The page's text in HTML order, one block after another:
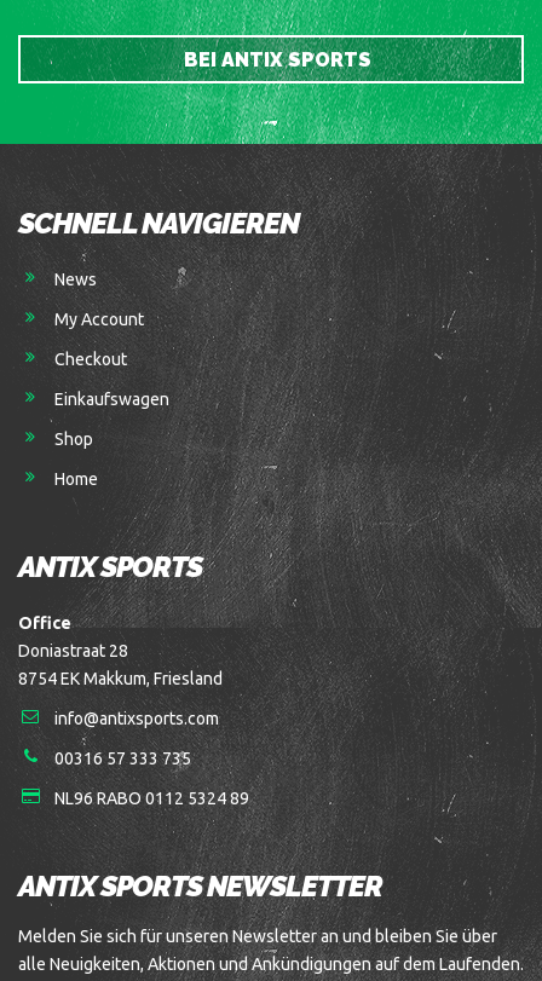
BEI ANTIX SPORTS
SCHNELL NAVIGIEREN
News
My Account
Checkout
Einkaufswagen
Shop
Home
ANTIX SPORTS
Office
Doniastraat 28
8754 EK Makkum, Friesland
info@antixsports.com
00316 57 333 735
NL96 RABO 0112 5324 89
ANTIX SPORTS NEWSLETTER
Melden Sie sich für unseren Newsletter an und bleiben Sie über
alle Neuigkeiten, Aktionen und Ankündigungen auf dem Laufenden.